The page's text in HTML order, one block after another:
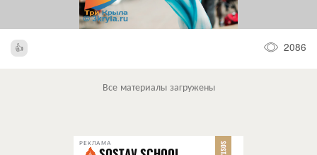
2086
Все материалы загружены
РЕКЛАМА